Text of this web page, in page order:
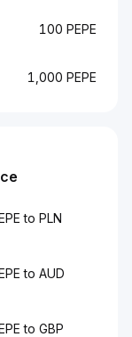
100 PEPE
1,000 PEPE
to PLN
to AUD
to GBP